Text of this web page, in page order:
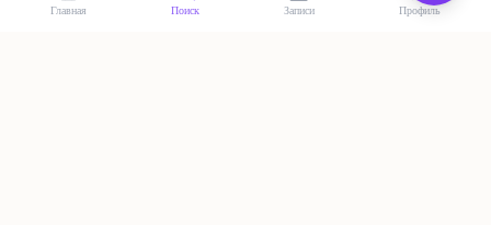
Главная Поиск Записи Профиль